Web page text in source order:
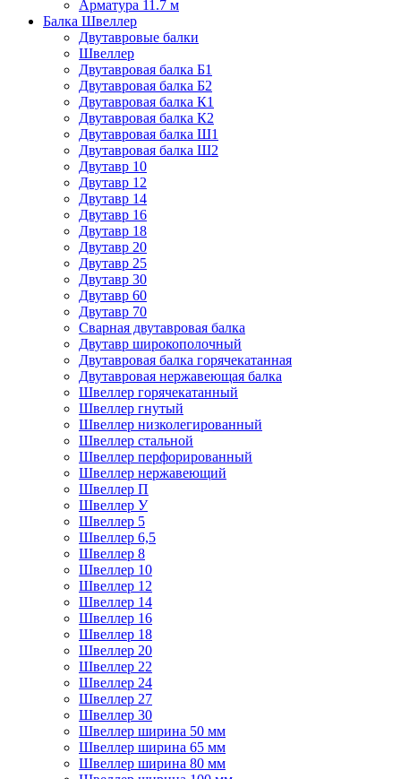
Арматура 11.7 м
Балка Швеллер
Двутавровые балки
Швеллер
Двутавровая балка Б1
Двутавровая балка Б2
Двутавровая балка К1
Двутавровая балка К2
Двутавровая балка Ш1
Двутавровая балка Ш2
Двутавр 10
Двутавр 12
Двутавр 14
Двутавр 16
Двутавр 18
Двутавр 20
Двутавр 25
Двутавр 30
Двутавр 60
Двутавр 70
Сварная двутавровая балка
Двутавр широкополочный
Двутавровая балка горячекатанная
Двутавровая нержавеющая балка
Швеллер горячекатанный
Швеллер гнутый
Швеллер низколегированный
Швеллер стальной
Швеллер перфорированный
Швеллер нержавеющий
Швеллер П
Швеллер У
Швеллер 5
Швеллер 6,5
Швеллер 8
Швеллер 10
Швеллер 12
Швеллер 14
Швеллер 16
Швеллер 18
Швеллер 20
Швеллер 22
Швеллер 24
Швеллер 27
Швеллер 30
Швеллер ширина 50 мм
Швеллер ширина 65 мм
Швеллер ширина 80 мм